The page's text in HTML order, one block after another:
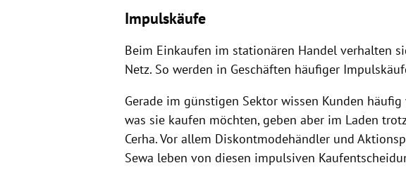
Impulskäufe
Beim Einkaufen im stationären Handel verhalten
Netz. So werden in Geschäften häufiger
Gerade im günstigen Sektor wissen Kunden
was sie kaufen möchten, geben aber im Laden
Cerha. Vor allem Diskontmodehändler und
Sewa leben von diesen impulsiven